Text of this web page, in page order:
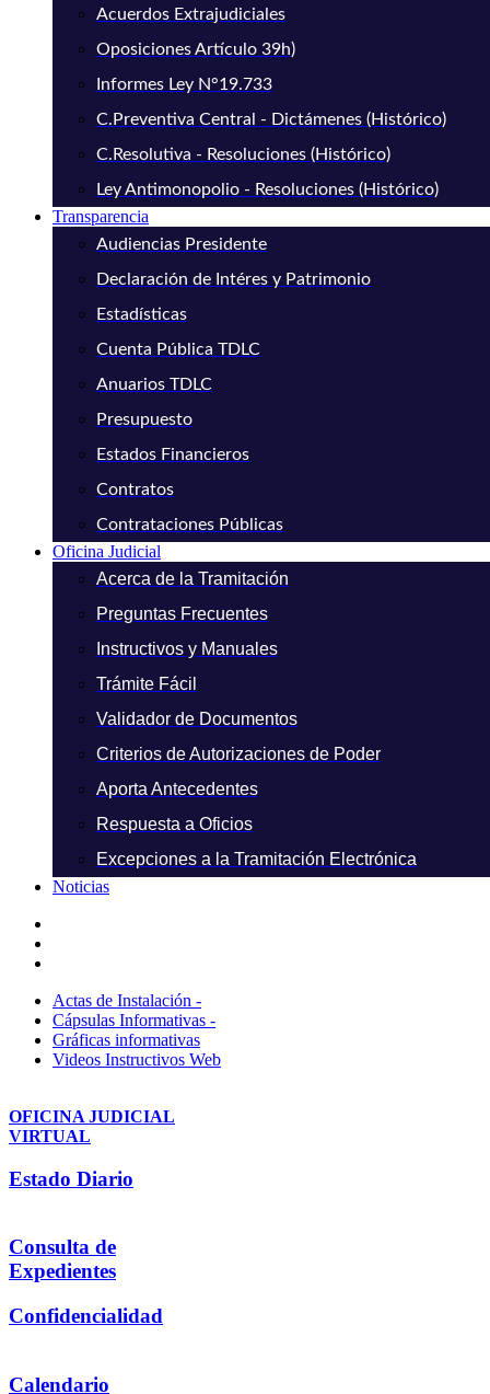
Acuerdos Extrajudiciales
Oposiciones Artículo 39h)
Informes Ley N°19.733
C.Preventiva Central - Dictámenes (Histórico)
C.Resolutiva - Resoluciones (Histórico)
Ley Antimonopolio - Resoluciones (Histórico)
Transparencia
Audiencias Presidente
Declaración de Intéres y Patrimonio
Estadísticas
Cuenta Pública TDLC
Anuarios TDLC
Presupuesto
Estados Financieros
Contratos
Contrataciones Públicas
Oficina Judicial
Acerca de la Tramitación
Preguntas Frecuentes
Instructivos y Manuales
Trámite Fácil
Validador de Documentos
Criterios de Autorizaciones de Poder
Aporta Antecedentes
Respuesta a Oficios
Excepciones a la Tramitación Electrónica
Noticias
Actas de Instalación -
Cápsulas Informativas -
Gráficas informativas
Videos Instructivos Web
OFICINA JUDICIAL
VIRTUAL
Estado Diario
Consulta de
Expedientes
Confidencialidad
Calendario